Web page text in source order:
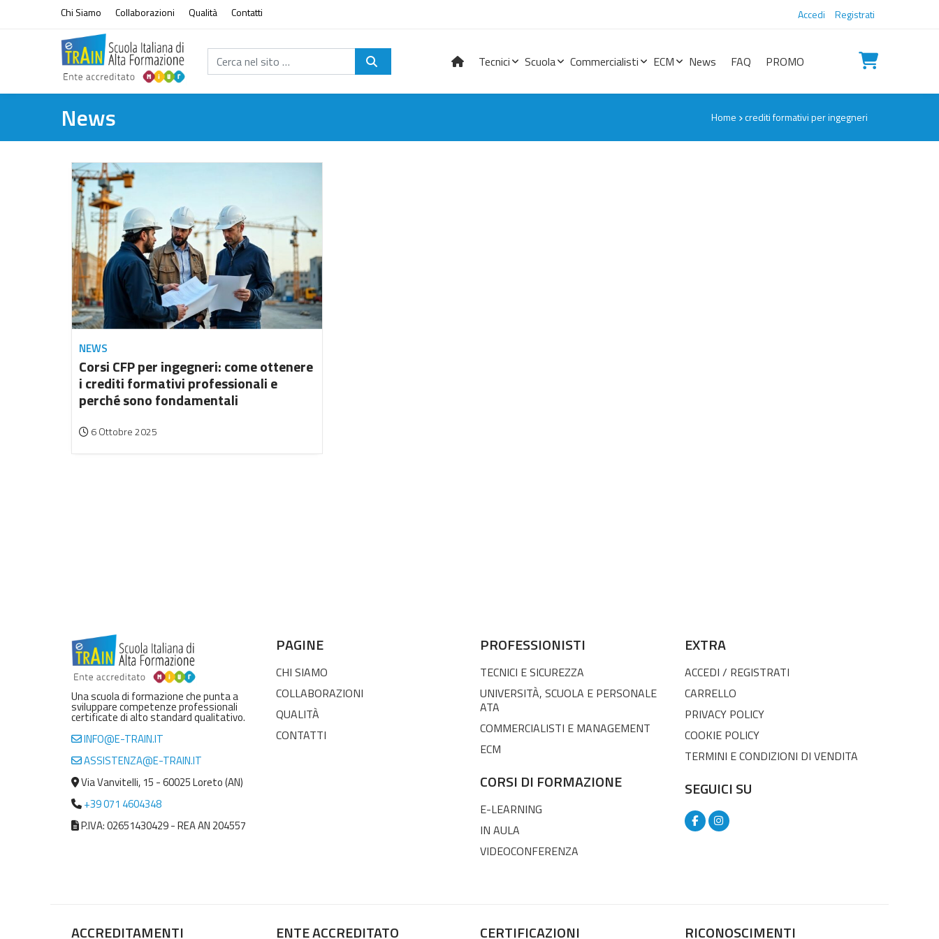
Vai al contenuto
Chi Siamo Collaborazioni Qualità Contatti Accedi Registrati
Cerca nel sito... Tecnici Scuola Commercialisti ECM News FAQ PROMO
News Home crediti formativi per ingegneri
NEWS
Corsi CFP per ingegneri: come ottenere
i crediti formativi professionali e
perché sono fondamentali
6 Ottobre 2025
Una scuola di formazione che punta a
sviluppare competenze professionali
certificate di alto standard qualitativo.
INFO@E-TRAIN.IT
ASSISTENZA@E-TRAIN.IT
Via Vanvitelli, 15 - 60025 Loreto (AN)
+39 071 4604348
P.IVA: 02651430429 - REA AN 204557
PAGINE
CHI SIAMO
COLLABORAZIONI
QUALITÀ
CONTATTI
PROFESSIONISTI
TECNICI E SICUREZZA
UNIVERSITÀ, SCUOLA E PERSONALE
ATA
COMMERCIALISTI E MANAGEMENT
ECM
CORSI DI FORMAZIONE
E-LEARNING
IN AULA
VIDEOCONFERENZA
EXTRA
ACCEDI / REGISTRATI
CARRELLO
PRIVACY POLICY
COOKIE POLICY
TERMINI E CONDIZIONI DI VENDITA
SEGUICI SU
ACCREDITAMENTI ENTE ACCREDITATO CERTIFICAZIONI RICONOSCIMENTI